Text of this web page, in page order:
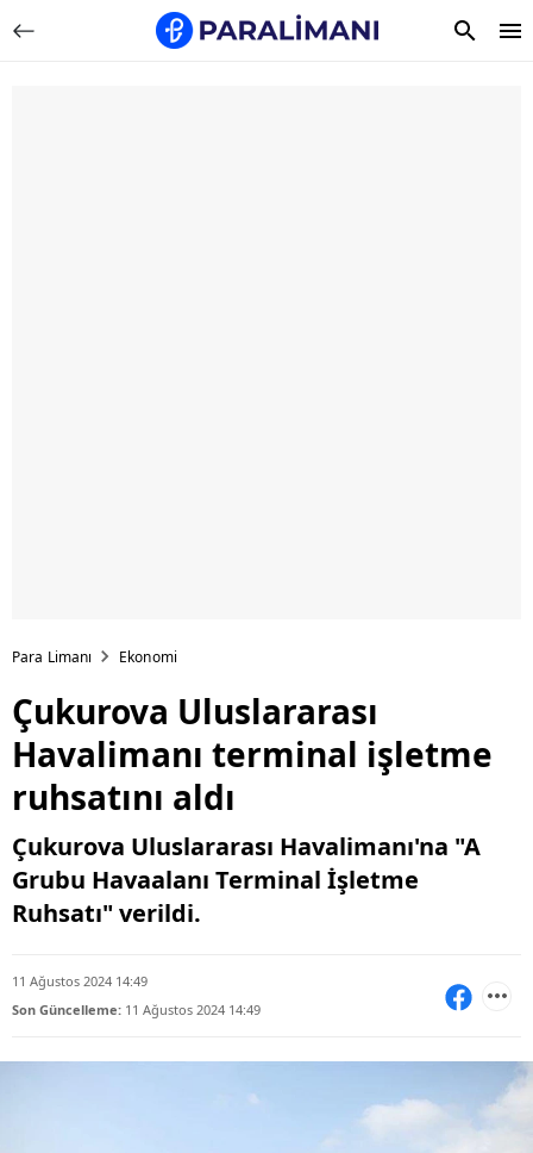
Para Limanı Ekonomi
Çukurova Uluslararası
Havalimanı terminal işletme
ruhsatını aldı
Çukurova Uluslararası Havalimanı'na "A
Grubu Havaalanı Terminal İşletme
Ruhsatı" verildi.
11 Ağustos 2024 14:49
Son Güncelleme: 11 Ağustos 2024 14:49